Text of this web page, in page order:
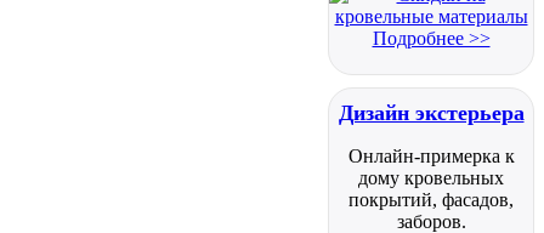
Подробнее >>
Дизайн экстерьера
Онлайн-примерка к
дому кровельных
покрытий, фасадов,
заборов.